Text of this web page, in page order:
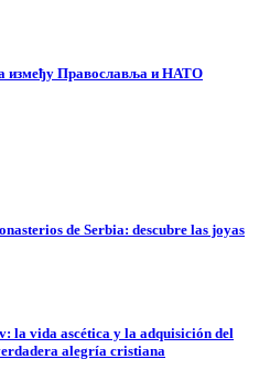
између Православља и НАТО
de Serbia: descubre las joyas
la vida ascética y la adquisición del
alegría cristiana